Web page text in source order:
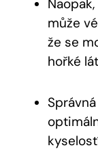
může
že se
hořké